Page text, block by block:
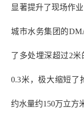
显著提升了现场作
城市水务集团的
了多处埋深超过2
0.3米，极大缩短了
约水量约150万立方